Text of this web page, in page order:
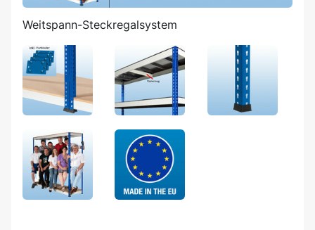
Weitspann-Steckregalsystem